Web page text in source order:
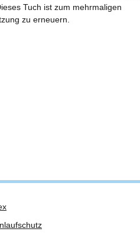
Tuch ist zum mehrmaligen
zu erneuern.